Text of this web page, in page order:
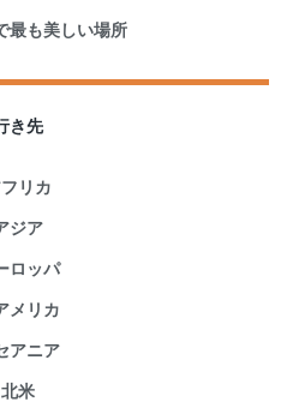
最も美しい場所
き先
リカ
ジア
ロッパ
メリカ
アニア
北米